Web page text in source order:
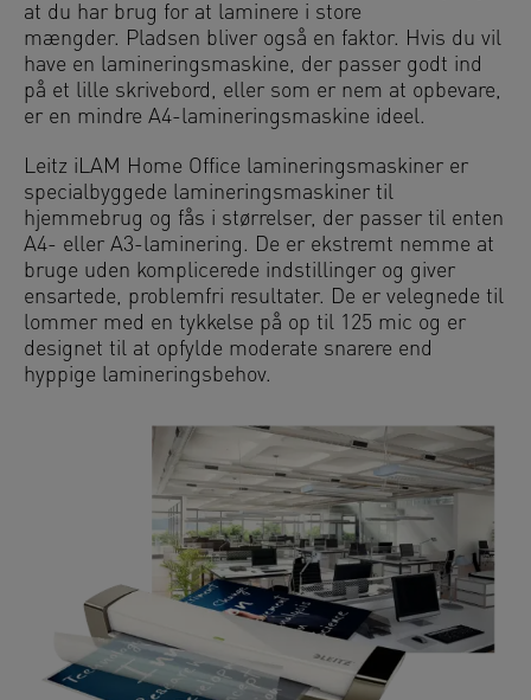
at du har brug for at laminere i store
mængder. Pladsen bliver også en faktor. Hvis du vil
have en lamineringsmaskine, der passer godt ind
på et lille skrivebord, eller som er nem at opbevare,
er en mindre A4-lamineringsmaskine ideel.
Leitz iLAM Home Office lamineringsmaskiner er
specialbyggede lamineringsmaskiner til
hjemmebrug og fås i størrelser, der passer til enten
A4- eller A3-laminering. De er ekstremt nemme at
bruge uden komplicerede indstillinger og giver
ensartede, problemfri resultater. De er velegnede til
lommer med en tykkelse på op til 125 mic og er
designet til at opfylde moderate snarere end
hyppige lamineringsbehov.